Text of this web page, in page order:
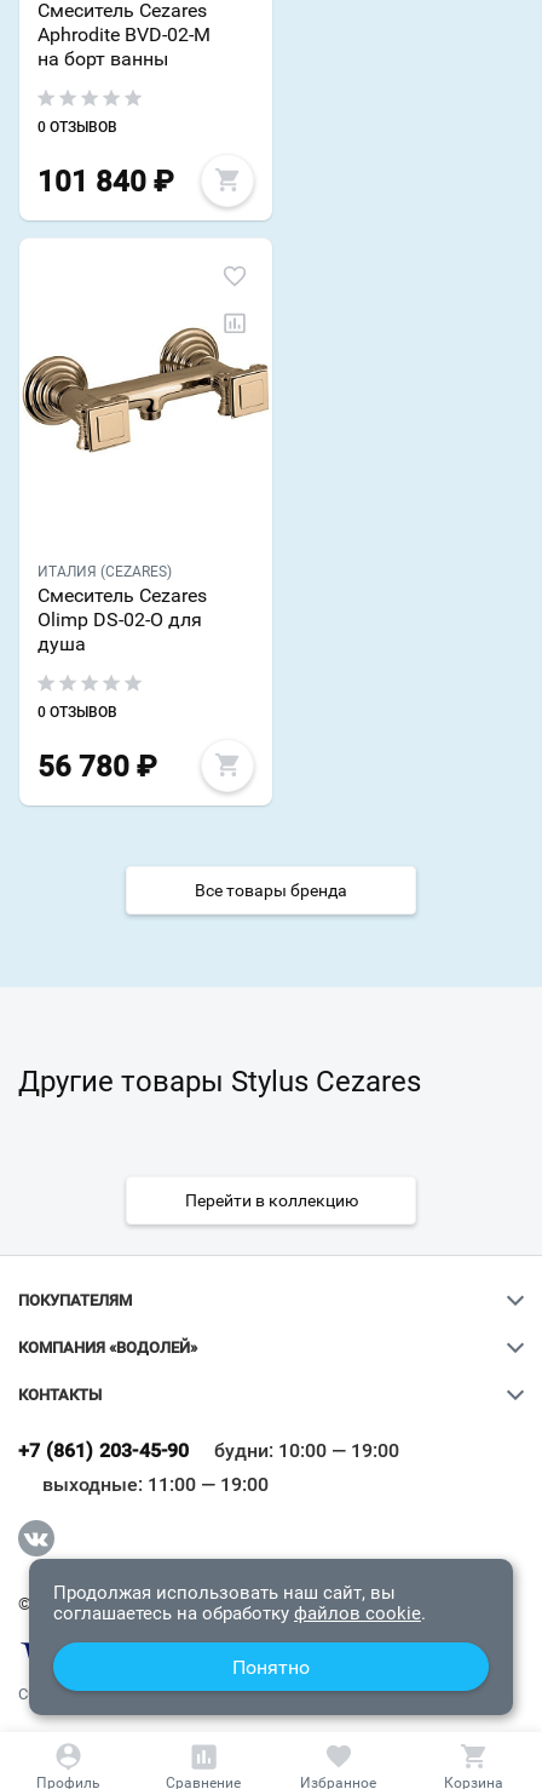
Смеситель Cezares
Aphrodite BVD-02-M
на борт ванны
0 ОТЗЫВОВ
101 840 ₽
ИТАЛИЯ (CEZARES)
Смеситель Cezares
Olimp DS-02-O для
душа
0 ОТЗЫВОВ
56 780 ₽
Все товары бренда
Другие товары Stylus Cezares
Перейти в коллекцию
ПОКУПАТЕЛЯМ
КОМПАНИЯ «ВОДОЛЕЙ»
КОНТАКТЫ
+7 (861) 203-45-90
будни: 10:00 — 19:00
выходные: 11:00 — 19:00
© 2009-2026 «Водолей Онлайн». Все права защищены.
СОГЛАШЕНИЕ О КОНФИДЕНЦИАЛЬНОСТИ
Всё верно
Продолжая использовать наш сайт, вы
соглашаетесь на обработку файлов cookie.
Понятно